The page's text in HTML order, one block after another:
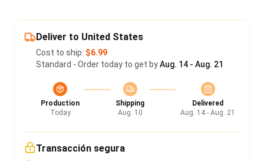
Deliver to United States
Cost to ship: $6.99
Standard - Order today to get byAug. 14 - Aug. 21
Production
Today
Shipping
Aug. 10
Delivered
Aug. 14 - Aug. 21
Transacción segura